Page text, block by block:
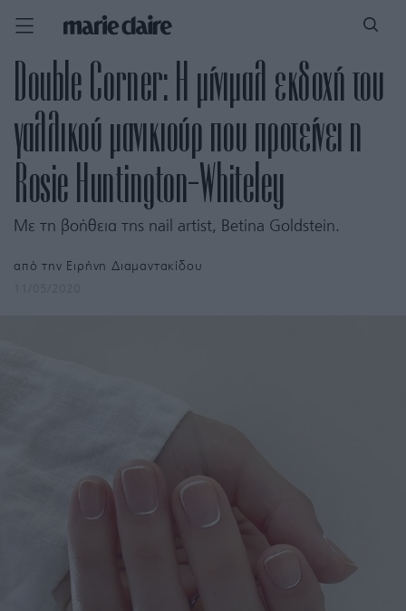
Double Corner: Η μίνιμαλ εκδοχή του
γαλλικού μανικιούρ που προτείνει η
Rosie Huntington-Whiteley
Με τη βοήθεια της nail artist, Betina Goldstein.
από την Ειρήνη Διαμαντακίδου